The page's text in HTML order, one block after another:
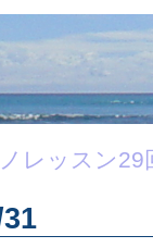
レッスン29